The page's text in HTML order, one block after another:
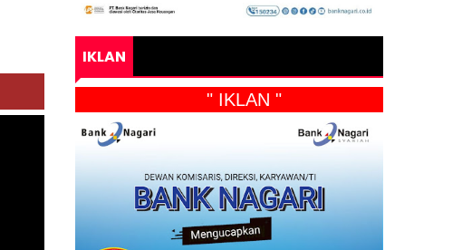
IKLAN
" IKLAN "